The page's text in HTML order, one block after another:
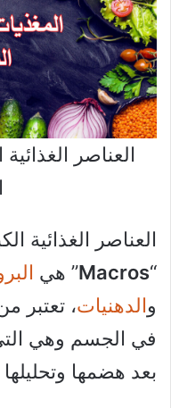
العناصر
العناصر الغذائية
“
Macros” هي
والدهنيات، تعتبر
في الجسم وهي
بعد هضمها